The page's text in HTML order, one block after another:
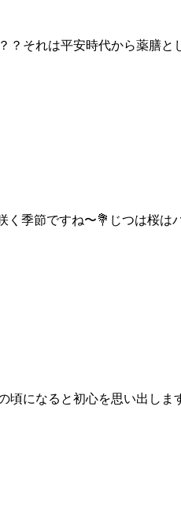
それは平安時代から薬膳
季節ですね〜💐⁡⁡じつは桜
になると初心を思い出し